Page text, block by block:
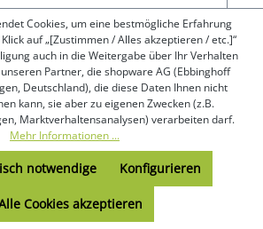
In den Warenkorb
Cookies, um eine bestmögliche Erfahrung
auf „[Zustimmen / Alles akzeptieren / etc.]“
auch in die Weitergabe über Ihr Verhalten
Partner, die shopware AG (Ebbinghoff
Deutschland), die diese Daten Ihnen nicht
kann, sie aber zu eigenen Zwecken (z.B.
Marktverhaltensanalysen) verarbeiten darf.
Mehr Informationen ...
notwendige Konfigurieren
Cookies akzeptieren